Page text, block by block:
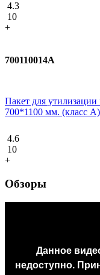
4.3
10
+
700110014А
Пакет для
700*1100 мм. (класс
4.6
10
+
Обзоры